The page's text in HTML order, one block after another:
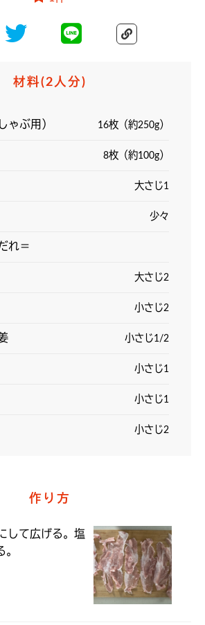
材料(2人分)
ゃぶ用） 16枚（約250g）
8枚（約100g）
大さじ1
少々
れ＝
大さじ2
小さじ2
小さじ1/2
小さじ1
小さじ1
小さじ2
作り方
して広げる。塩